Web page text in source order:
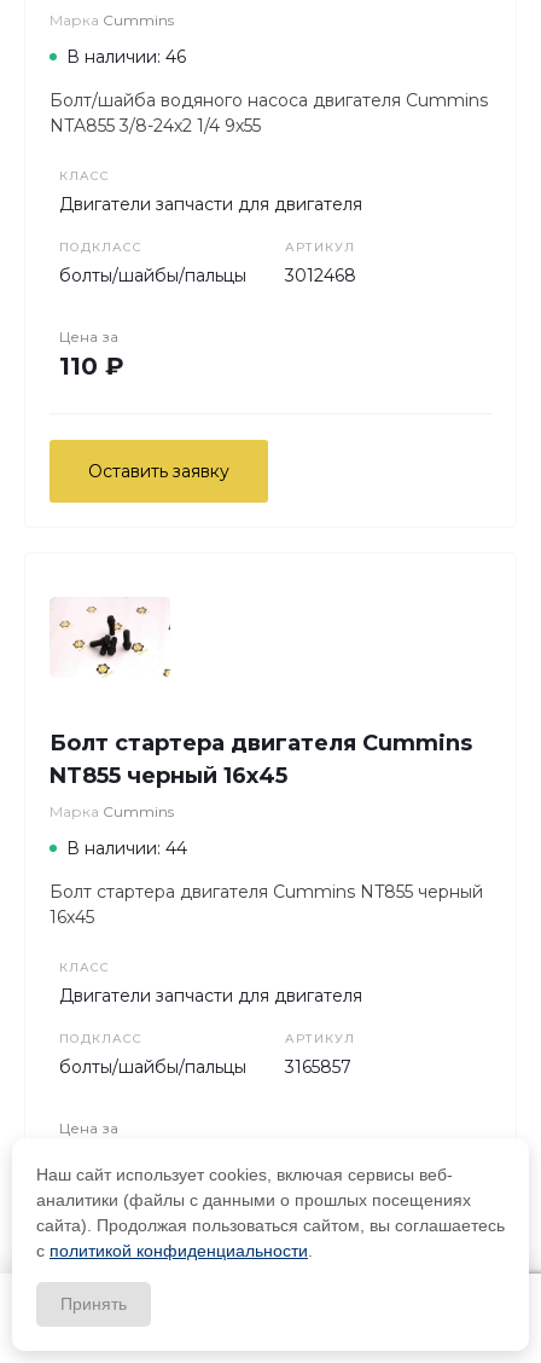
Марка Cummins
В наличии: 46
Болт/шайба водяного насоса двигателя Cummins
NTA855 3/8-24х2 1/4 9х55
КЛАСС
Двигатели запчасти для двигателя
ПОДКЛАСС
болты/шайбы/пальцы
АРТИКУЛ
3012468
Цена за
110 ₽
Оставить заявку
Болт стартера двигателя Cummins
NT855 черный 16х45
Марка Cummins
В наличии: 44
Болт стартера двигателя Cummins NT855 черный
16х45
КЛАСС
Двигатели запчасти для двигателя
ПОДКЛАСС
болты/шайбы/пальцы
АРТИКУЛ
3165857
Цена за
Оставить заявку
Наш сайт использует cookies, включая сервисы веб-
аналитики (файлы с данными о прошлых посещениях
сайта). Продолжая пользоваться сайтом, вы соглашаетесь
с политикой конфиденциальности
Принять